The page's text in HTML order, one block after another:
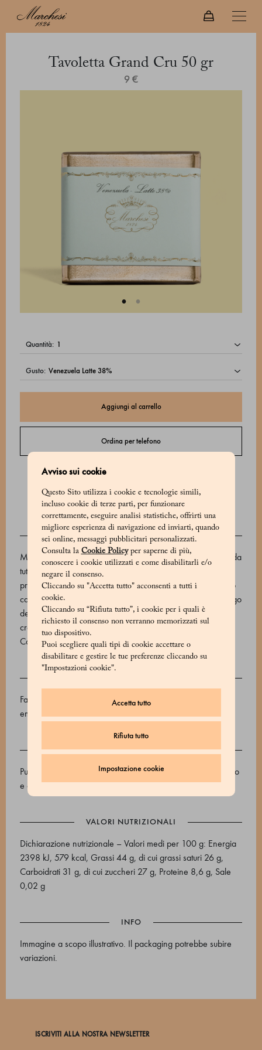
Avviso sui cookie
Questo Sito utilizza i cookie e tecnologie simili,
incluso cookie di terze parti, per funzionare
correttamente, eseguire analisi statistiche, offrirti una
migliore esperienza di navigazione ed inviarti, quando
sei online, messaggi pubblicitari personalizzati.
Consulta la Cookie Policyper saperne di più,
conoscere i cookie utilizzati e come disabilitarli e/o
negare il consenso.
Cliccando su "Accetta tutto" acconsenti a tutti i
cookie.
Cliccando su “Rifiuta tutto”, i cookie per i quali è
richiesto il consenso non verranno memorizzati sul
tuo dispositivo.
Puoi scegliere quali tipi di cookie accettare o
disabilitare e gestire le tue preferenze cliccando su
"Impostazioni cookie".
Accetta tutto
Rifiuta tutto
Impostazione cookie
Tavoletta Grand Cru 50 gr
9 €
quantità:
gusto:
Aggiungi al carrello
Ordina per telefono
Contatta il Servizio Clienti dal lunedì al sabato dalle 9:00 alle 20:00 o la
domenica dalle 9:00 alle 18:00.
DESCRIZIONE
Marchesi 1824 usa le migliori varietà di cacao provenienti da
tutto il mondo per creare le sue tavolette di cioccolata
premium. Questo cioccolato Grand Cru, prodotto con ottimo
cacao di varietà Criollo coltivato nella regione di Sur del Lago
de Maracaibo in Venezuela, presenta un gusto ricco e
cremoso caratterizzato da note di miele e caramello.
Codice prodotto: 510624035_V
Fave di cacao, zucchero di canna, burro di cacao,
emulsionante: lecitina di girasole, vaniglia.
ALLERGENI
Può contenere tracce di: frutta con guscio, soia, latte, sesamo
e arachidi.
VALORI NUTRIZIONALI
Dichiarazione nutrizionale – Valori medi per 100 g: Energia
2398 kJ, 579 kcal, Grassi 44 g, di cui grassi saturi 26 g,
Carboidrati 31 g, di cui zuccheri 27 g, Proteine 8,6 g, Sale
0,02 g
INFO
Immagine a scopo illustrativo. Il packaging potrebbe subire
variazioni.
ISCRIVITI ALLA NOSTRA NEWSLETTER